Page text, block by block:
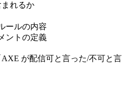
れるか
ールの内容
ントの定義
が配信可と言った/不可と言